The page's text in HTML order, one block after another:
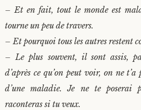
– Et en fait, tout le monde est
tourne un peu de travers.
– Et pourquoi tous les autres restent
– Le plus souvent, il sont assis,
d’après ce qu’on peut voir, on ne
d’une maladie. Je ne te poserai
raconteras si tu veux.